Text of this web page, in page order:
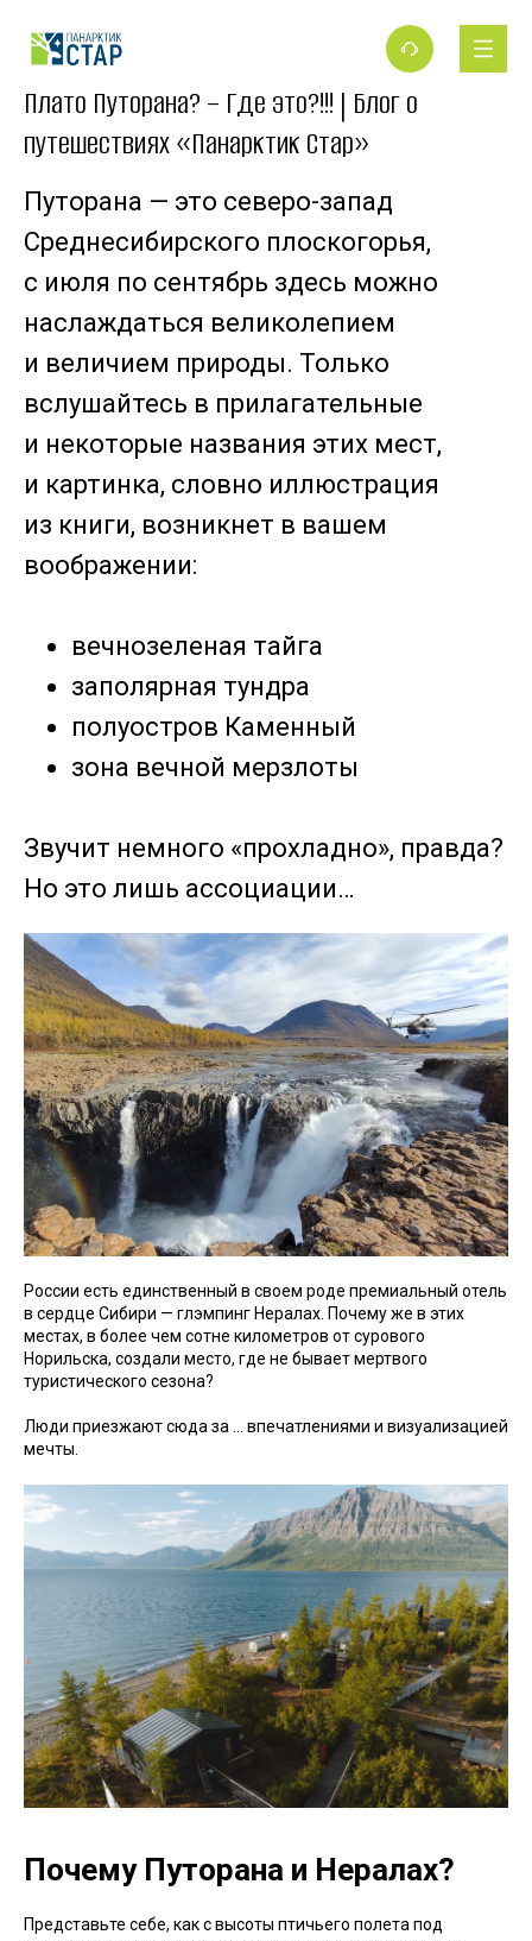
Плато Путорана? – Где это?!!! | Блог о
путешествиях «Панарктик Стар»
Путорана — это северо-запад
Среднесибирского плоскогорья,
с июля по сентябрь здесь можно
наслаждаться великолепием
и величием природы. Только
вслушайтесь в прилагательные
и некоторые названия этих мест,
и картинка, словно иллюстрация
из книги, возникнет в вашем
воображении:
вечнозеленая тайга
заполярная тундра
полуостров Каменный
зона вечной мерзлоты
Звучит немного «прохладно», правда?
Но это лишь ассоциации…
России есть единственный в своем роде премиальный отель
в сердце Сибири — глэмпинг Нералах. Почему же в этих
местах, в более чем сотне километров от сурового
Норильска, создали место, где не бывает мертвого
туристического сезона?
Люди приезжают сюда за … впечатлениями и визуализацией
мечты.
Почему Путорана и Нералах?
Представьте себе, как с высоты птичьего полета под